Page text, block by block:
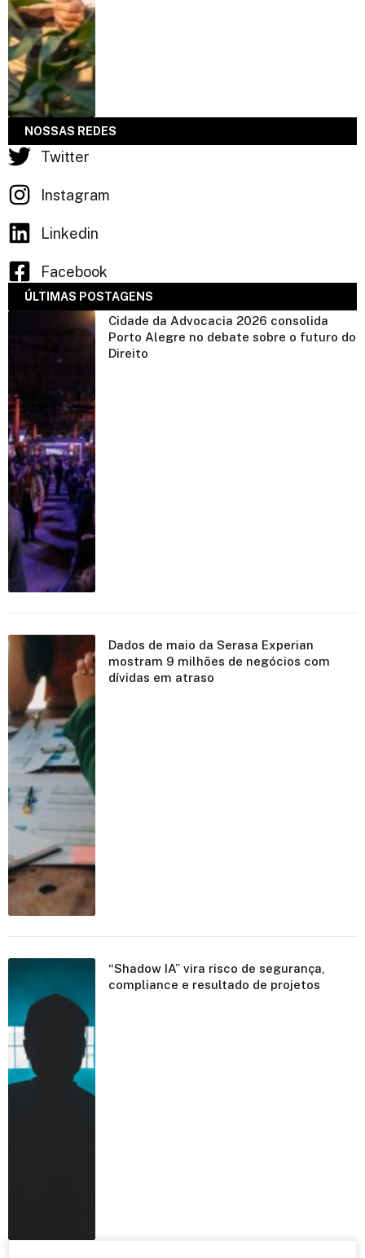
NOSSAS REDES
Twitter
Instagram
Linkedin
Facebook
ÚLTIMAS POSTAGENS
Cidade da Advocacia 2026 consolida
Porto Alegre no debate sobre o futuro do
Direito
Dados de maio da Serasa Experian
mostram 9 milhões de negócios com
dívidas em atraso
“Shadow IA” vira risco de segurança,
compliance e resultado de projetos